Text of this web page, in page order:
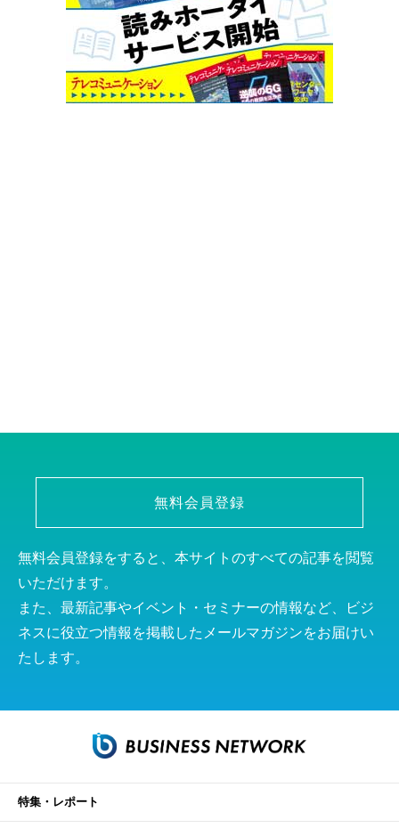
無料会員登録
無料会員登録をすると、本サイトのすべての記事を閲覧
いただけます。
また、最新記事やイベント・セミナーの情報など、ビジ
ネスに役立つ情報を掲載したメールマガジンをお届けい
たします。
特集・レポート